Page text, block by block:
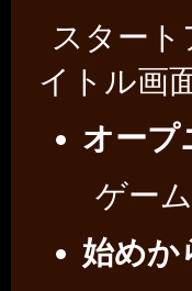
スター
イトル画
オープ
ゲー
始めか